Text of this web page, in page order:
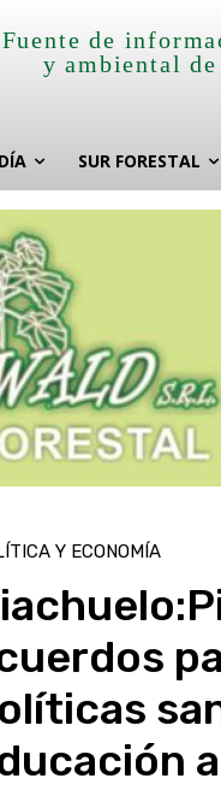
Fuente de
y ambiental
SUR FORESTAL
Y ECONOMÍA